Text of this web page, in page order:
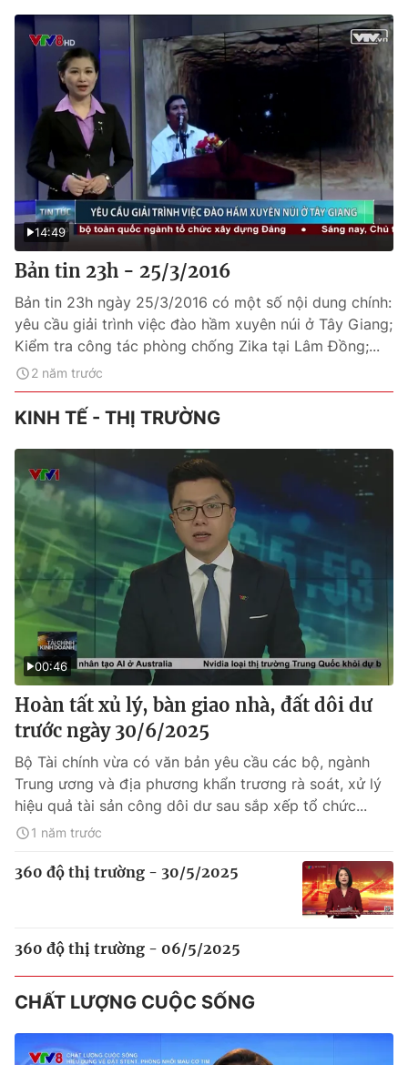
14:49
Bản tin 23h - 25/3/2016
Bản tin 23h ngày 25/3/2016 có một số nội dung chính:
yêu cầu giải trình việc đào hầm xuyên núi ở Tây Giang;
Kiểm tra công tác phòng chống Zika tại Lâm Đồng;...
2 năm trước
KINH TẾ - THỊ TRƯỜNG
00:46
Hoàn tất xủ lý, bàn giao nhà, đất dôi dư
trước ngày 30/6/2025
Bộ Tài chính vừa có văn bản yêu cầu các bộ, ngành
Trung ương và địa phương khẩn trương rà soát, xử lý
hiệu quả tài sản công dôi dư sau sắp xếp tổ chức...
1 năm trước
360 độ thị trường - 30/5/2025
360 độ thị trường - 06/5/2025
CHẤT LƯỢNG CUỘC SỐNG